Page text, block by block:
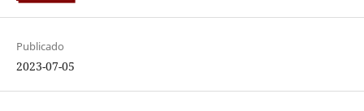
Publicado
2023-07-05